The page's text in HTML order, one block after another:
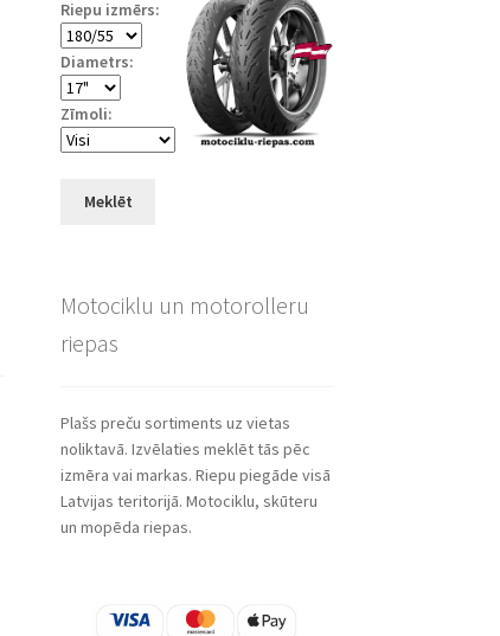
Riepu izmērs:
Diametrs:
Zīmoli:
Meklēt
Motociklu un motorolleru
riepas
Plašs preču sortiments uz vietas
noliktavā. Izvēlaties meklēt tās pēc
izmēra vai markas. Riepu piegāde visā
Latvijas teritorijā. Motociklu, skūteru
un mopēda riepas.